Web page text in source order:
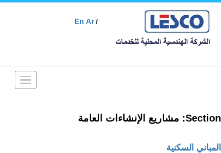
Ar
En
Toggle
Section: مشاريع الإنشاءات العامة
المباني السكنية